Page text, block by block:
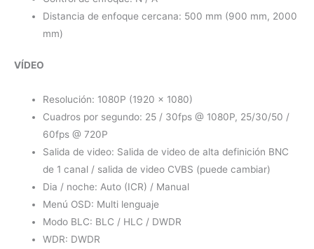
Distancia de enfoque cercana: 500 mm (900 mm, 2000
mm)
VÍDEO
Resolución: 1080P (1920 × 1080)
Cuadros por segundo: 25 / 30fps @ 1080P, 25/30/50 /
60fps @ 720P
Salida de video: Salida de video de alta definición BNC
de 1 canal / salida de video CVBS (puede cambiar)
Dia / noche: Auto (ICR) / Manual
Menú OSD: Multi lenguaje
Modo BLC: BLC / HLC / DWDR
WDR: DWDR